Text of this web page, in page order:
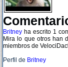
Britney ha escrito 1
Mira lo que otros han
miembros de
Perfil de Britney